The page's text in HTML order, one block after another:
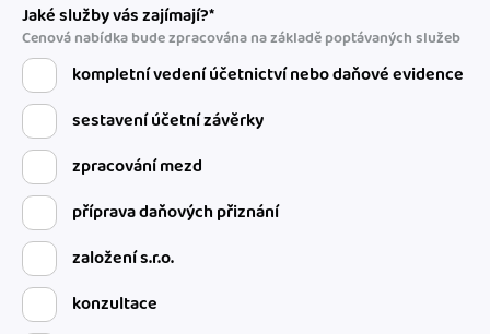
Jaké služby vás zajímají?*
Cenová nabídka bude zpracována na základě poptávaných služeb
kompletní vedení účetnictví nebo daňové evidence
sestavení účetní závěrky
zpracování mezd
příprava daňových přiznání
založení s.r.o.
konzultace